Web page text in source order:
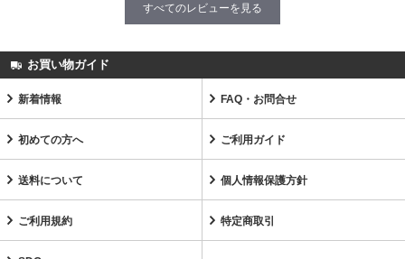
すべてのレビューを見る
お買い物ガイド
新着情報 FAQ・お問合せ
初めての方へ ご利用ガイド
送料について 個人情報保護方針
ご利用規約 特定商取引